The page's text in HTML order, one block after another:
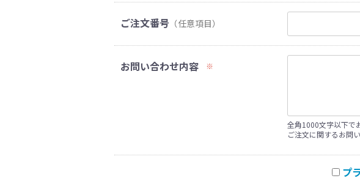
ご注文番号 （任意項目）
お問い合わせ内容 ※
全角1000文字以下で
ご注文に関するお問
プ